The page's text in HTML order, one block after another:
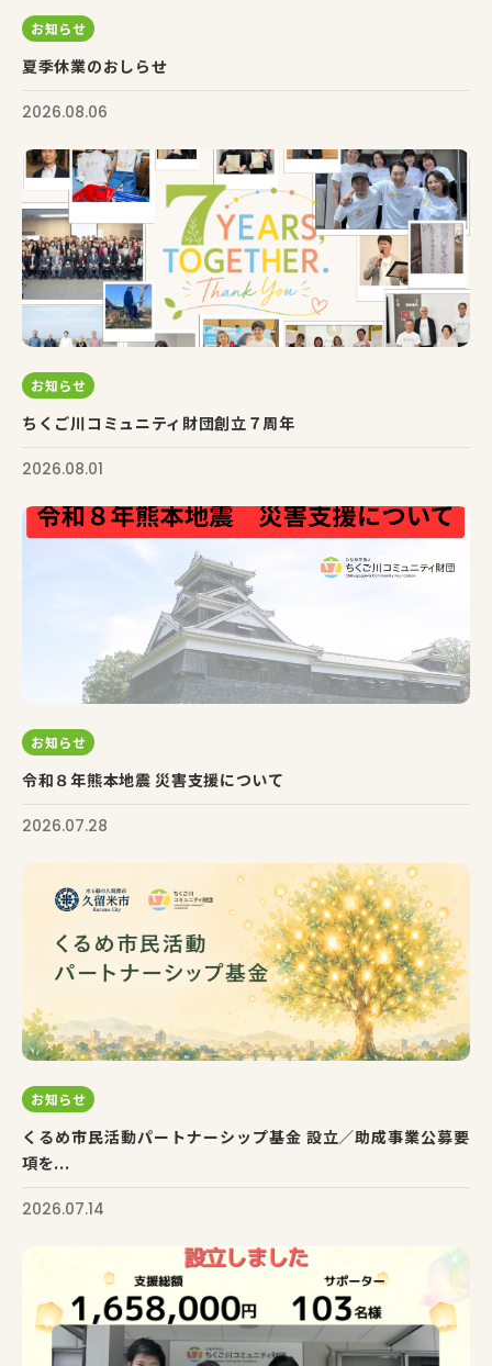
お知らせ
夏季休業のおしらせ
2026.08.06
お知らせ
ちくご川コミュニティ財団創立７周年
2026.08.01
お知らせ
令和８年熊本地震 災害支援について
2026.07.28
お知らせ
くるめ市民活動パートナーシップ基金 設立／助成事業公募要
項を...
2026.07.14